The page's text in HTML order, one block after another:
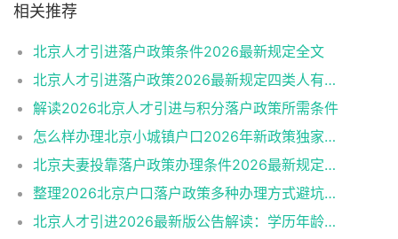
相关推荐
北京人才引进落户政策条件2026最新规定全文
北京人才引进落户政策2026最新规定四类人有资格
解读2026北京人才引进与积分落户政策所需条件
怎么样办理北京小城镇户口2026年新政策独家解读
北京夫妻投靠落户政策办理条件2026最新规定消息
整理2026北京户口落户政策多种办理方式避坑指南
北京人才引进2026最新版公告解读：学历年龄是门槛